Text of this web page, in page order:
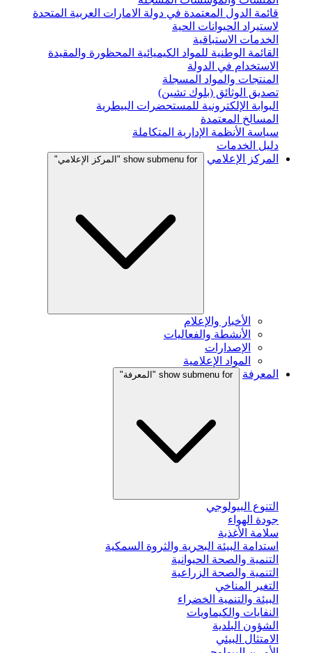
قائمة الدول المعتمدة في دولة الامارات العربية المتحدة
لاستيراد الحيوانات الحية
الخدمات الاستباقية
القائمة الوطنية للمواد الكيميائية المحظورة والمقيدة
الاستخدام في الدولة
المنتجات والمواد المسجلة
تصديق الوثائق (بلوك تشين)
البوابة الإلكترونية للمستحضرات البيطرية
المسالخ المعتمدة
سياسة الأنظمة الإدارية المتكاملة
دليل الخدمات
المركز الإعلامي
show submenu for "المركز الإعلامي"
الأخبار والإعلام
الأنشطة والفعاليات
الإصدارات
المواد الإعلامية
المعرفة
show submenu for "المعرفة"
التنوع البيولوجي
جودة الهواء
سلامة الأغذية
استدامة البيئة البحرية والثروة السمكية
التنمية والصحة الحيوانية
التنمية والصحة الزراعية
التغير المناخي
البيئة والتنمية الخضراء
النفايات والكيماويات
الشؤون البلدية
الامتثال البيئي